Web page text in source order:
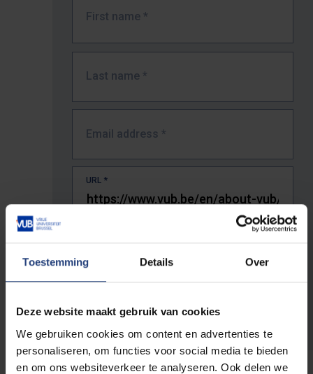
Toestemming Details Over
Deze website maakt gebruik van cookies
We gebruiken cookies om content en advertenties te
personaliseren, om functies voor social media te bieden
en om ons websiteverkeer te analyseren. Ook delen we
First name *
Last name *
Email address *
URL *
The full URL of the page where you encountered the error.